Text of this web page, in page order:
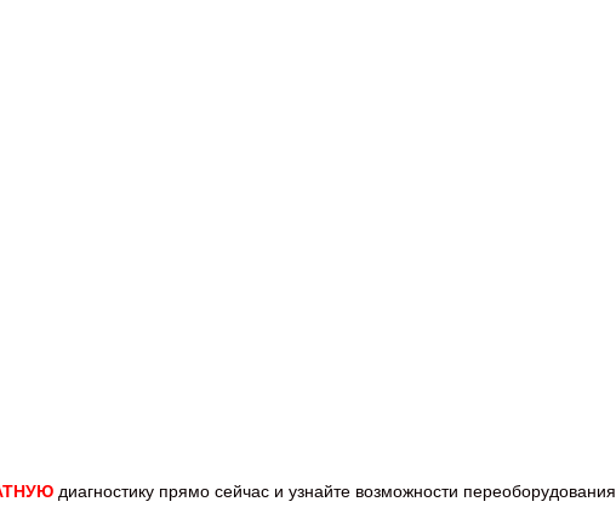
диагностику прямо сейчас и узнайте возможности переоборудования